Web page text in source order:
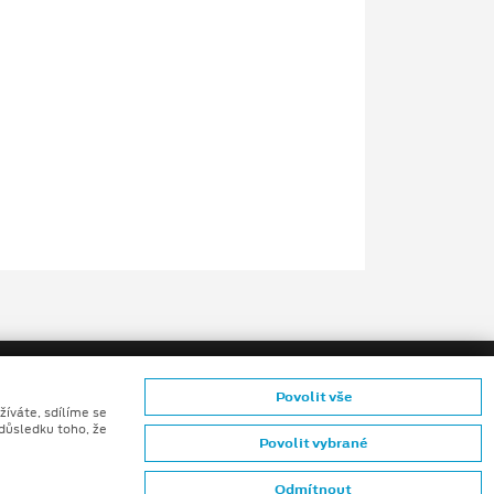
sdílíme se
toho, že
Odmítnout
Povolit vybrané
Povolit vše